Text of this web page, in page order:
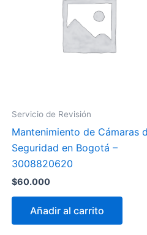
Servicio de Revisión
Mantenimiento de Cámaras
Seguridad en Bogotá –
3008820620
$60.000
Añadir al carrito